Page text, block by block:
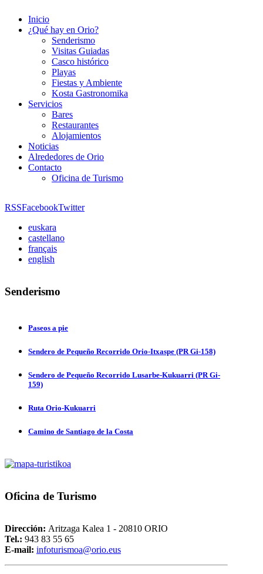
Inicio
¿Qué hay en Orio?
Senderismo
Visitas Guiadas
Casco histórico
Playas
Fiestas y Ambiente
Kosta Gastronomika
Servicios
Bares
Restaurantes
Alojamientos
Noticias
Alrededores de Orio
Contacto
Oficina de Turismo
RSSFacebookTwitter
euskara
castellano
français
english
Senderismo
Paseos a pie
Sendero de Pequeño Recorrido Orio-Itxaspe (PR Gi-158)
Sendero de Pequeño Recorrido Lusarbe-Kukuarri (PR Gi-
159)
Ruta Orio-Kukuarri
Camino de Santiago de la Costa
Oficina de Turismo
Dirección: Aritzaga Kalea 1 - 20810 ORIO
Tel.: 943 83 55 65
E-mail: infoturismoa@orio.eus